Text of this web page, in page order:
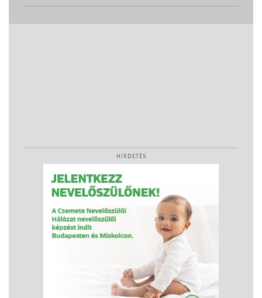
HIRDETÉS